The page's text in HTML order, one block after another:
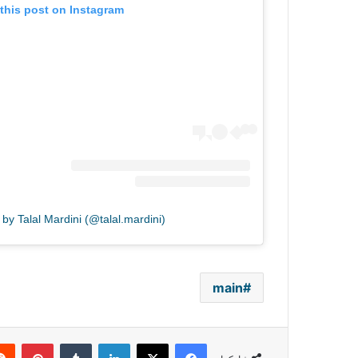
post on Instagram
Talal Mardini (@talal.mardini)
main
فيسبوك ‫X لينكدإن